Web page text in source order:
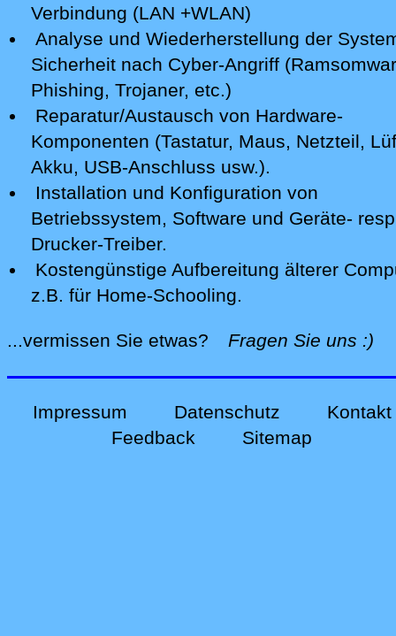
Verbindung (LAN +WLAN)
Analyse und Wiederherstellung der
Sicherheit nach Cyber-Angriff
Phishing, Trojaner, etc.)
Reparatur/Austausch von Hardware-
Komponenten (Tastatur, Maus, Netzteil,
Akku, USB-Anschluss usw.).
Installation und Konfiguration von
Betriebssystem, Software und Geräte-
Drucker-Treiber.
Kostengünstige Aufbereitung älterer
z.B. für Home-Schooling.
...vermissen Sie etwas? Fragen Sie uns :)
Impressum Datenschutz
Kontakt
Feedback
Sitemap